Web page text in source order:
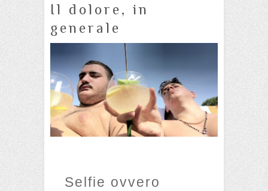
Il dolore, in
generale
Selfie ovvero